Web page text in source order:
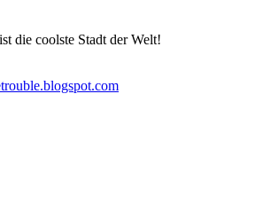
die coolste Stadt der Welt!